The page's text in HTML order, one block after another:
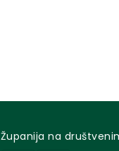
Županija na